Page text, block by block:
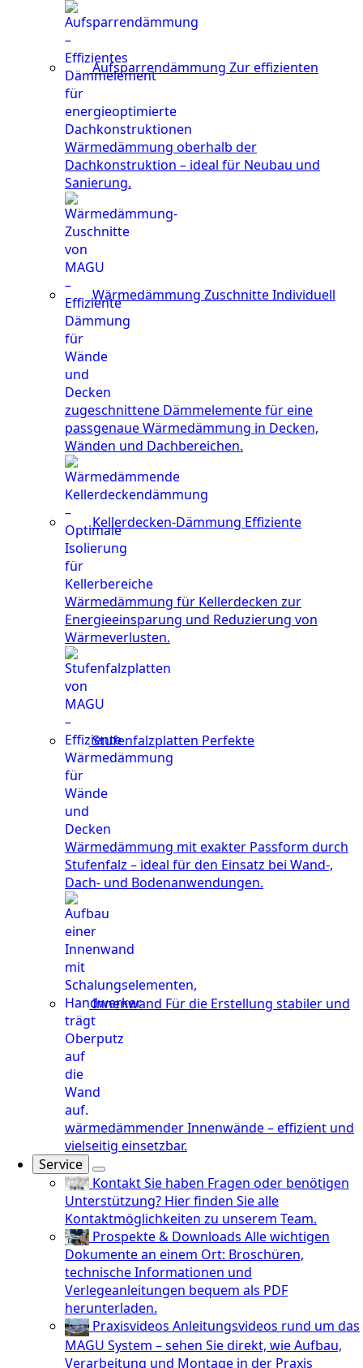
Aufsparrendämmung Zur effizienten
Wärmedämmung oberhalb der
Dachkonstruktion – ideal für Neubau und
Sanierung.
Wärmedämmung ZuschnitteIndividuell
zugeschnittene Dämmelemente für eine
passgenaue Wärmedämmung in Decken,
Wänden und Dachbereichen.
Kellerdecken-Dämmung Effiziente
Wärmedämmung für Kellerdecken zur
Energieeinsparung und Reduzierung von
Wärmeverlusten.
Stufenfalzplatten Perfekte
Wärmedämmung mit exakter Passform durch
Stufenfalz – ideal für den Einsatz bei Wand-,
Dach- und Bodenanwendungen.
Innenwand Für die Erstellung stabiler und
wärmedämmender Innenwände – effizient und
vielseitig einsetzbar.
Service
KontaktSie haben Fragen oder benötigen
Unterstützung? Hier finden Sie alle
Kontaktmöglichkeiten zu unserem Team.
Prospekte & Downloads Alle wichtigen
Dokumente an einem Ort: Broschüren,
technische Informationen und
Verlegeanleitungen bequem als PDF
herunterladen.
Praxisvideos Anleitungsvideos rund um das
MAGU System – sehen Sie direkt, wie Aufbau,
Verarbeitung und Montage in der Praxis